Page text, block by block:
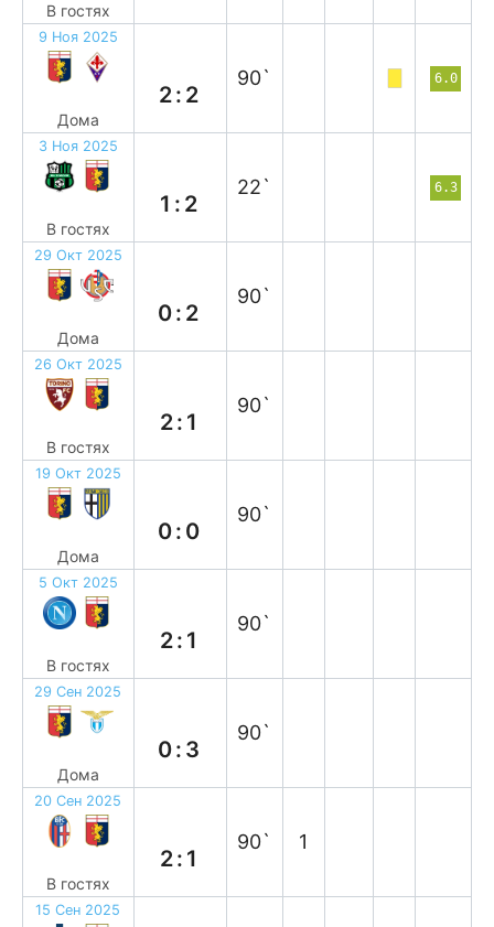
В гостях
9 Ноя 2025
Дома
2:2
90` 6.0
3 Ноя 2025
В гостях
1:2
22` 6.3
29 Окт 2025
Дома
0:2
90`
26 Окт 2025
В гостях
2:1
90`
19 Окт 2025
Дома
0:0
90`
5 Окт 2025
В гостях
2:1
90`
29 Сен 2025
Дома
0:3
90`
20 Сен 2025
В гостях
2:1
90` 1
15 Сен 2025